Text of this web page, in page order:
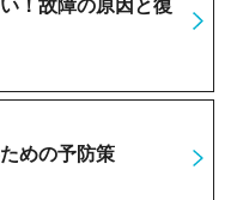
！故障の原因と復
めの予防策